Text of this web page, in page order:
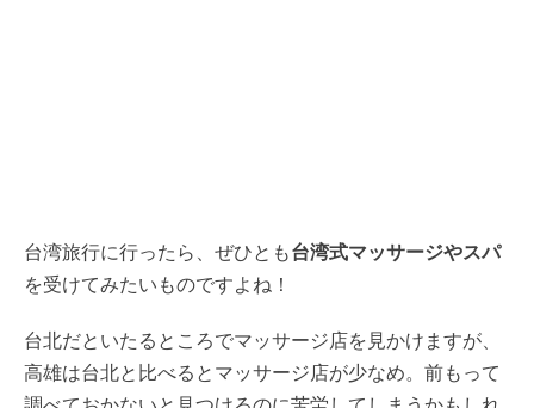
台湾旅行に行ったら、ぜひとも台湾式マッサージやスパ
を受けてみたいものですよね！
台北だといたるところでマッサージ店を見かけますが、
高雄は台北と比べるとマッサージ店が少なめ。前もって